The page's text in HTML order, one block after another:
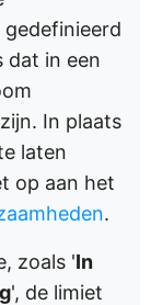
dat in een
In plaats
laten
op aan het
.
zoals 'In
', de limiet